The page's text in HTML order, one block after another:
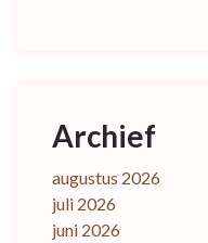
Archief
augustus 2026
juli 2026
juni 2026